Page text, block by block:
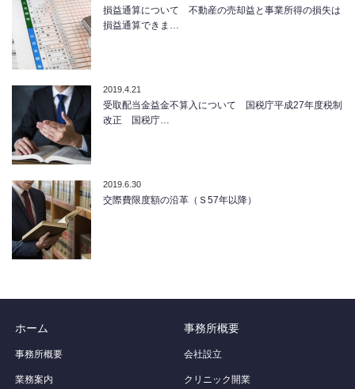
損益通算について 不動産の売却益と事業所得の損失は
損益通算できま…
2019.4.21
受取配当金益金不算入について 国税庁平成27年度税制
改正 国税庁…
2019.6.30
交際費限度額の沿革（Ｓ57年以降）
ホーム
事務所概要
業務案内
事務所概要
会社設立
クリニック開業